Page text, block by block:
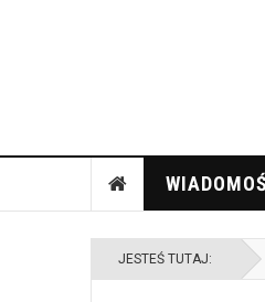
JESTEŚ TUTAJ: